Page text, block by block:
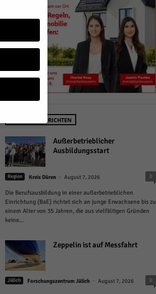
NEUSTE NACHRICHTEN
Außerbetrieblicher
Ausbildungsstart
Region Kreis Düren - August 7, 2026 0
Die Berufsausbildung in einer außerbetrieblichen
Einrichtung (BaE) richtet sich an junge Erwachsene bis zu
einem Alter von 35 Jahren, die aus vielfältigen Gründen
keine...
Zeppelin ist auf Messfahrt
Jülich Forschungszentrum Jülich - August 7, 2026 0
geben
von ihnen
zu
z.
Zurück